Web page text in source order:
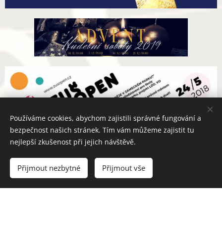
Používáme cookies, abychom zajistili správné fungování a
bezpečnost našich stránek. Tím vám můžeme zajistit tu
nejlepší zkušenost při jejich návštěvě.
Přijmout nezbytné Přijmout vše